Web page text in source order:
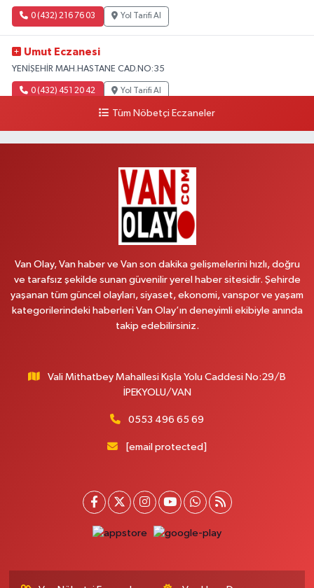
0 (432) 216 76 03 Yol Tarifi Al
Umut Eczanesi
YENİŞEHİR MAH.HASTANE CAD.NO:35
0 (432) 451 20 42 Yol Tarifi Al
VALİ MİTHAT BEY MAH.SIHKE CAD.HZ.ÖMER CAMİ YANI NO:6B
Yol Tarifi Al
ÜNİVERSİTE HASTANESİ DÖNÜŞÜ KAMPÜS GALERİCİLER SİTESİ YANI
Kumsal Eczanesi
ORTA MAH.MUSLİH GÖRENTAŞ BULVARI,GİMPAŞ MARKET YANI NO:62 B
Yol Tarifi Al
VALİ MİTHAT BEY MAH. DEFTERDARLIK CAD. MİLANO HOTEL YANI
DOĞUŞ MARKET KARŞISI NO:20 B
Yol Tarifi Al
Gündüz Eczanesi
0 (432) 712 27 27 Yol Tarifi Al
Nesli Eczanesi
Tüm Nöbetçi Eczaneler
Van Olay, Van haber ve Van son dakika gelişmelerini hızlı, doğru
ve tarafsız şekilde sunan güvenilir yerel haber sitesidir. Şehirde
yaşanan tüm güncel olayları, siyaset, ekonomi, vanspor ve yaşam
kategorilerindeki haberleri Van Olay’ın deneyimli ekibiyle anında
takip edebilirsiniz.
Vali Mithatbey Mahallesi Kışla Yolu Caddesi No:29/B
İPEKYOLU/VAN
0553 496 65 69
[email protected]